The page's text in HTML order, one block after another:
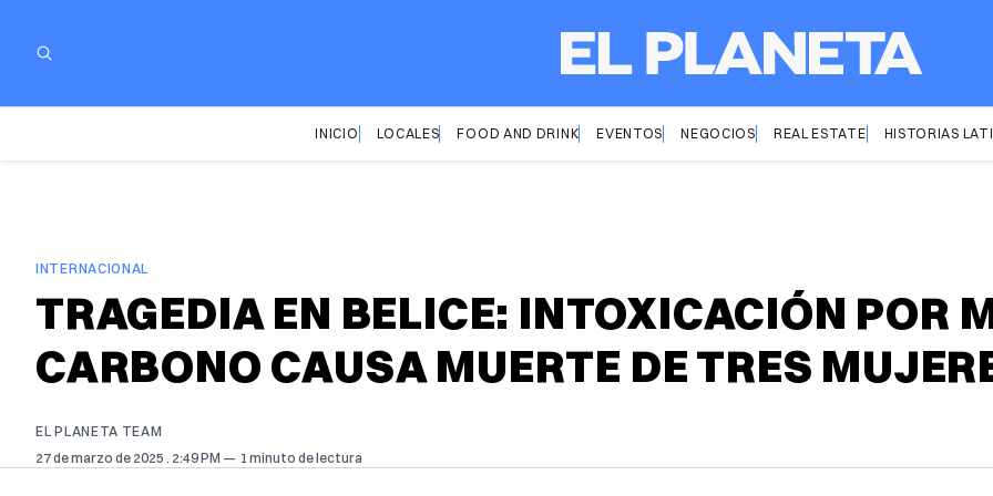
INICIO LOCALES FOOD AND DRINK EVENTOS NEGOCIOS REAL ESTATE HISTORIAS
INTERNACIONAL
TRAGEDIA EN BELICE: INTOXICACIÓN POR
CARBONO CAUSA MUERTE DE TRES
EL PLANETA TEAM
27 de marzo de 2025 . 2:49 PM 1 minuto de lectura